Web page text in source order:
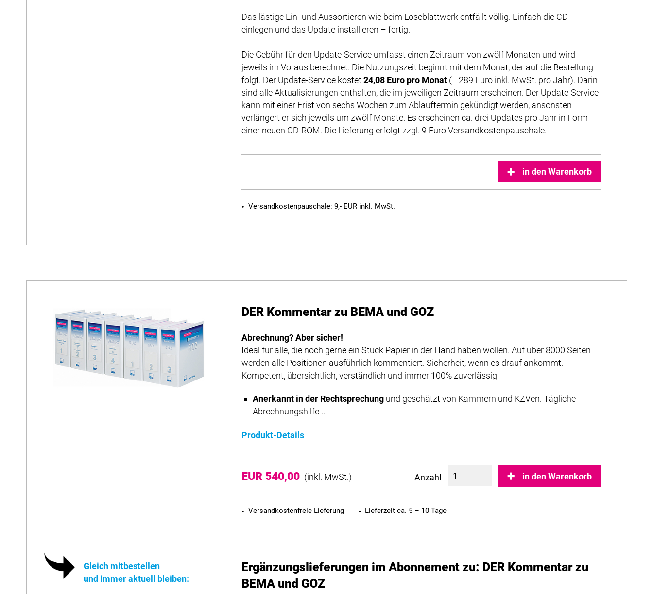
Das lästige Ein- und Aussortieren wie beim Loseblattwerk entfällt völlig. Einfach die CD
einlegen und das Update installieren – fertig.
Die Gebühr für den Update-Service umfasst einen Zeitraum von zwölf Monaten und wird
jeweils im Voraus berechnet. Die Nutzungszeit beginnt mit dem Monat, der auf die Bestellung
folgt. Der Update-Service kostet24,08 Euro pro Monat (= 289 Euro inkl. MwSt. pro Jahr). Darin
sind alle Aktualisierungen enthalten, die im jeweiligen Zeitraum erscheinen. Der Update-Service
kann mit einer Frist von sechs Wochen zum Ablauftermin gekündigt werden, ansonsten
verlängert er sich jeweils um zwölf Monate. Es erscheinen ca. drei Updates pro Jahr in Form
einer neuen CD-ROM. Die Lieferung erfolgt zzgl. 9 Euro Versandkostenpauschale.
in den Warenkorb
Versandkostenpauschale: 9,- EUR inkl. MwSt.
DER Kommentar zu BEMA und GOZ
Abrechnung? Aber sicher!
Ideal für alle, die noch gerne ein Stück Papier in der Hand haben wollen. Auf über 8000 Seiten
werden alle Positionen ausführlich kommentiert. Sicherheit, wenn es drauf ankommt.
Kompetent, übersichtlich, verständlich und immer 100% zuverlässig.
Anerkannt in der Rechtsprechungund geschätzt von Kammern und KZVen. Tägliche
Abrechnungshilfe ...
Produkt-Details
EUR 540,00 (inkl. MwSt.) Anzahl in den Warenkorb
Versandkostenfreie Lieferung Lieferzeit ca. 5 – 10 Tage
Gleich mitbestellen
und immer aktuell bleiben:
Ergänzungslieferungen im Abonnement zu: DER Kommentar zu
BEMA und GOZ